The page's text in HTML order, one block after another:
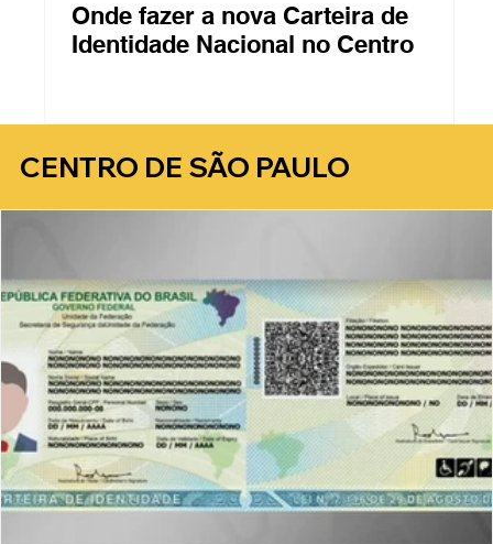
CENTRO DE SÃO PAULO
Onde fazer a nova Carteira de
Identidade Nacional no Centro